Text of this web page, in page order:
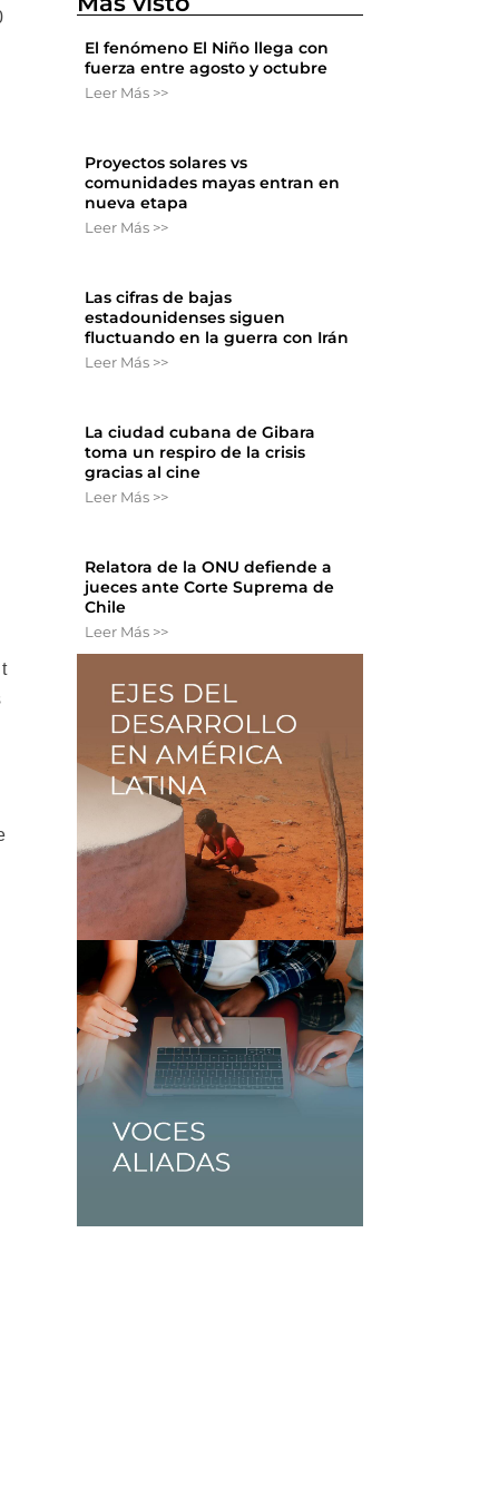
El fenómeno El Niño llega con
fuerza entre agosto y octubre
Leer Más >>
Proyectos solares vs
comunidades mayas entran en
nueva etapa
Leer Más >>
Las cifras de bajas
estadounidenses siguen
fluctuando en la guerra con Irán
Leer Más >>
La ciudad cubana de Gibara
toma un respiro de la crisis
gracias al cine
Leer Más >>
Relatora de la ONU defiende a
jueces ante Corte Suprema de
Chile
Leer Más >>